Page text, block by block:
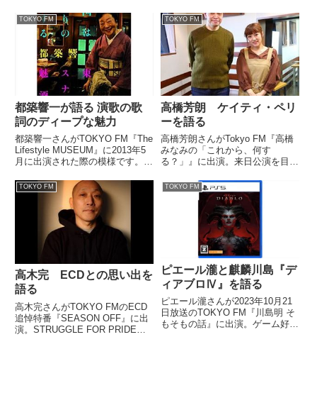
第一印象を話していました。本日
11時半からは #木村拓哉 #Flow?
今月からのマンスリーゲス...
ない考え方を話していました。◆
このあと11:30出演◆【番組名】
TOKYO FM「木村拓哉 F...
TOKYO FM
都築響一が語る 演歌の歌
詞のディープな魅力
都築響一さんがTOKYO FM『The
Lifestyle MUSEUM』に2013年5
月に出演された際の模様です。演
築さん。ピーター・バラカンさん
にその魅力について語っていま
す。（ピーター・バラカン）で、
TOKYO FM
高橋芳朗 ケイティ・ペリ
ーを語る
高橋芳朗さんがTokyo FM『高橋
みなみの「これから、何す
る？」』に出演。来日公演を目前
について、高橋みなみさんに紹介
していました。 今日のベスト3先
生は、音楽ジャーナリストの?高
橋芳朗さんに #ケイティ・ペ...
TOKYO FM
高木完 ECDとの思い出を
語る
高木完さんがTOKYO FMのECD
追悼特番『SEASON OFF』に出
演。STRUGGLE FOR PRIDEの
TOKYO FM
ピエール瀧と麒麟川島『デ
ィアブロⅣ』を語る
ピエール瀧さんが2023年10月21
日放送のTOKYO FM『川島明 そ
もそもの話』に出演。ゲーム好き